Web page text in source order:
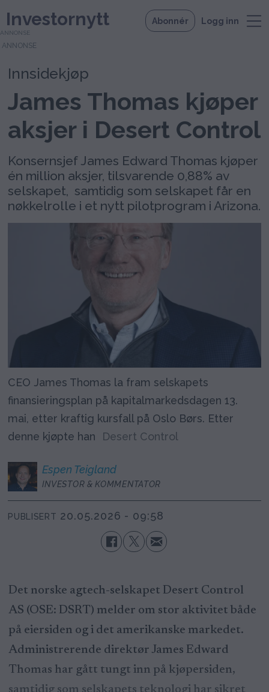
Investornytt Abonnér Logg inn
ANNONSE
Innsidekjøp
James Thomas kjøper
aksjer i Desert Control
Konsernsjef James Edward Thomas kjøper
én million aksjer, tilsvarende 0,88% av
selskapet, samtidig som selskapet får en
nøkkelrolle i et nytt pilotprogram i Arizona.
CEO James Thomas la fram selskapets
finansieringsplan på kapitalmarkedsdagen 13.
mai, etter kraftig kursfall på Oslo Børs. Etter
denne kjøpte han
Desert Control
Espen Teigland
INVESTOR & KOMMENTATOR
PUBLISERT 20.05.2026 - 09:58
Det norske agtech-selskapet Desert Control
AS (OSE: DSRT) melder om stor aktivitet både
på eiersiden og i det amerikanske markedet.
Administrerende direktør James Edward
Thomas har gått tungt inn på kjøpersiden,
samtidig som selskapets teknologi har sikret